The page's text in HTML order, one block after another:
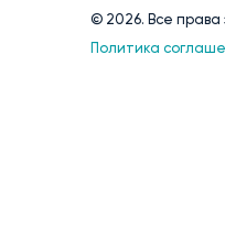
© 2026. Все
Политика